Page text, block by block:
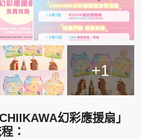
+1
幻彩應援扇」
：